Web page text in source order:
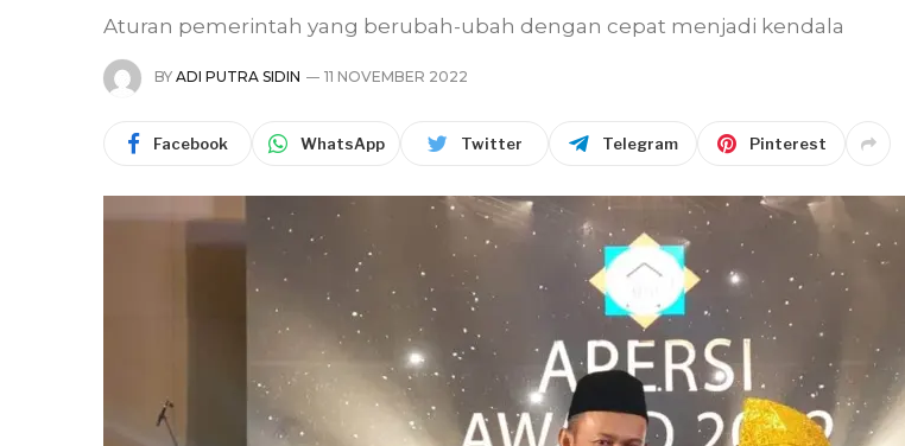
Aturan pemerintah yang berubah-ubah dengan cepat menjadi kendala
BY ADI PUTRA SIDIN 11 NOVEMBER 2022
Facebook WhatsApp Twitter Telegram Pinterest